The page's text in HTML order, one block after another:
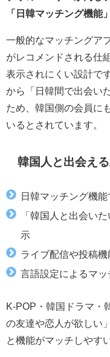
「日韓マッチング機能」
一般的なマッチングア
がレコメンドされる仕
表示されにくい設計で
から「日韓間で出会い
ため、韓国側の会員に
いるとされています。
韓国人と出会え
日韓マッチング機
「韓国人と出会い
示
ライブ配信や投稿
言語設定によるマ
K-POP・韓国ドラマ・
の友達や恋人が欲しい
と機能がマッチしやす